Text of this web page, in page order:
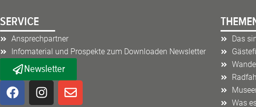
SERVICE
Ansprechpartner
Infomaterial und Prospekte zum Downloaden Newsletter
Newsletter
F
a
I
n
E
n
Das
Was